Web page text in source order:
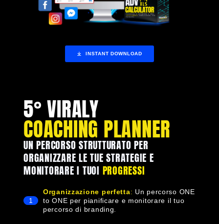
INSTANT DOWNLOAD
5° VIRALY
COACHING PLANNER
UN PERCORSO STRUTTURATO PER
ORGANIZZARE LE TUE STRATEGIE E
MONITORARE I TUOI PROGRESSI
1
Organizzazione perfetta: Un percorso ONE
to ONE per pianificare e monitorare il tuo
percorso di branding.